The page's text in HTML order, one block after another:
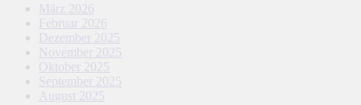
März 2026
Februar 2026
Dezember 2025
November 2025
Oktober 2025
September 2025
August 2025